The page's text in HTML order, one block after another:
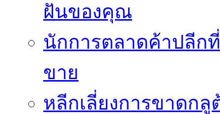
ฝันของคุณ
นักการตลาดค้าปลีก
ขาย
หลีกเลี่ยงการขาดก